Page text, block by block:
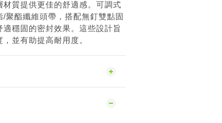
材質提供更佳的舒適感。可調式
聚酯纖維頭帶，搭配無釘雙點固
適穩固的密封效果。這些設計旨
並有助提高耐用度。